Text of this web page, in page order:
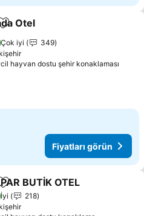
Favorilerime ekle
Otel
Çok iyi
349
hayvan dostu şehir konaklaması
Fiyatları görün
Favorilerime ekle
BUTİK OTEL
İyi
218